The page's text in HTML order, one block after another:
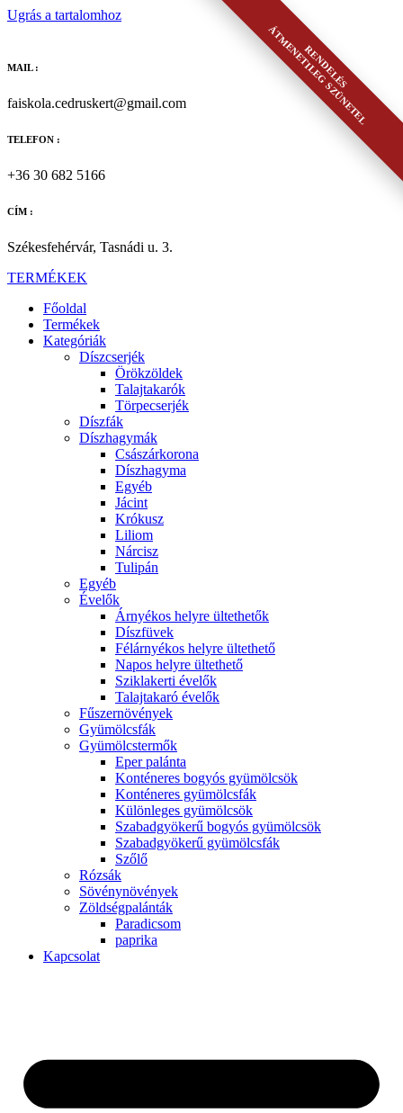
RENDELÉS
ÁTMENETILEG SZÜNETEL
Ugrás a tartalomhoz
MAIL :
faiskola.cedruskert@gmail.com
TELEFON :
+36 30 682 5166
CÍM :
Székesfehérvár, Tasnádi u. 3.
TERMÉKEK
Főoldal
Termékek
Kategóriák
Díszcserjék
Örökzöldek
Talajtakarók
Törpecserjék
Díszfák
Díszhagymák
Császárkorona
Díszhagyma
Egyéb
Jácint
Krókusz
Liliom
Nárcisz
Tulipán
Egyéb
Évelők
Árnyékos helyre ültethetők
Díszfüvek
Félárnyékos helyre ültethető
Napos helyre ültethető
Sziklakerti évelők
Talajtakaró évelők
Fűszernövények
Gyümölcsfák
Gyümölcstermők
Eper palánta
Konténeres bogyós gyümölcsök
Konténeres gyümölcsfák
Különleges gyümölcsök
Szabadgyökerű bogyós gyümölcsök
Szabadgyökerű gyümölcsfák
Szőlő
Rózsák
Sövénynövények
Zöldségpalánták
Paradicsom
paprika
Kapcsolat